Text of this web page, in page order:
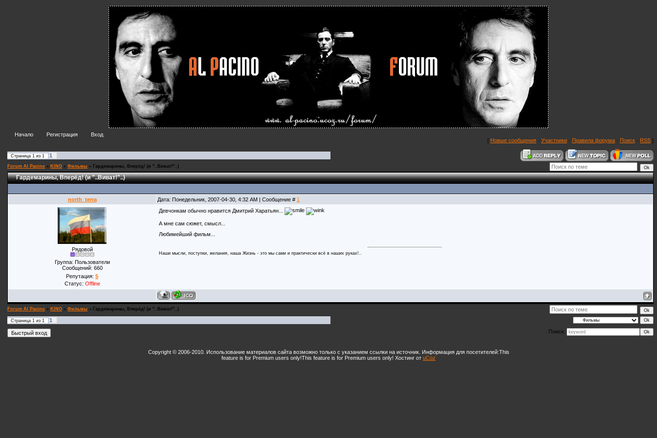
Начало Регистрация
Вход
[ Новые сообщения · Участники · Правила форума · Поиск · RSS ]
Страница 1 из 1 1
Forum Al Pacino » KINO » Фильмы » Гардемарины, Вперёд! (и "..Виват!"..)
Гардемарины, Вперёд! (и "..Виват!"..)
north_terra Дата: Понедельник, 2007-04-30, 4:32 AM | Сообщение # 1
Рядовой
Группа: Пользователи
Сообщений: 660
Репутация: 5
Статус: Offline
Девчонкам обычно нравится Дмитрий Харатьян...
А мне сам сюжет, смысл...
Любимейший фильм...
Наши мысли, поступки, желания, наша Жизнь - это мы сами и практически всё в наших руках!..
Forum Al Pacino » KINO » Фильмы » Гардемарины, Вперёд! (и "..Виват!"..)
Страница 1 из 1
1
Поиск:
Copyright © 2006-2010. Использование материалов сайта возможно только с указанием ссылки на источник. Информация для посетителей:This
feature is for Premium users only!This feature is for Premium users only! Хостинг от uCoz